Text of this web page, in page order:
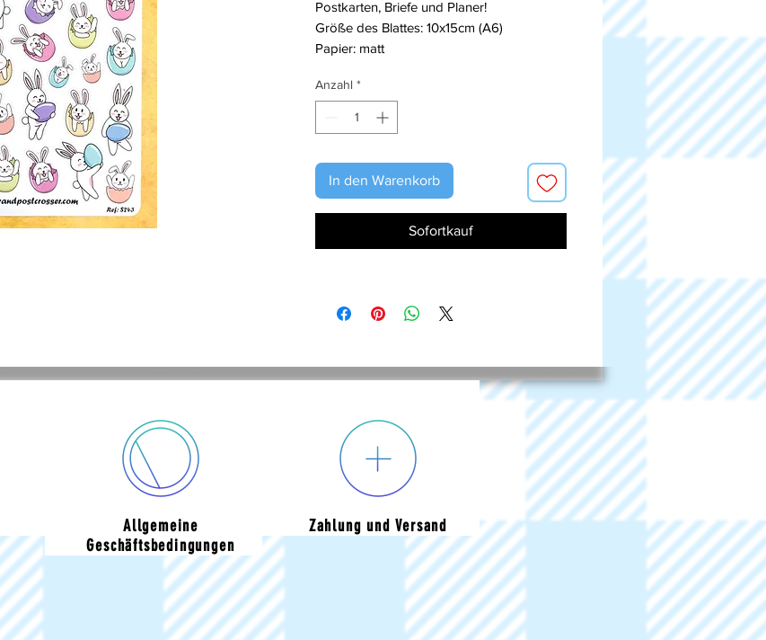
Postkarten, Briefe und Planer!
Größe des Blattes: 10x15cm (A6)
Papier: matt
Anzahl *
In den Warenkorb
Sofortkauf
Allgemeine
Geschäftsbedingungen
Zahlung und Versand